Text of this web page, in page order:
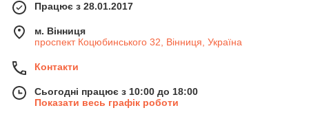
Працює з 28.01.2017
м. Вінниця
проспект Коцюбинського 32, Вінниця, Україна
Контакти
Сьогодні працює з 10:00 до 18:00
Показати весь графік роботи